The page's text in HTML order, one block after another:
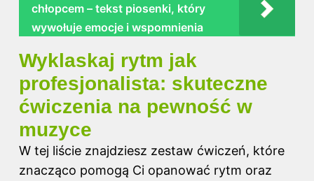
chłopcem – tekst piosenki, który
wywołuje emocje i wspomnienia
Wyklaskaj rytm jak
profesjonalista: skuteczne
ćwiczenia na pewność w
muzyce
W tej liście znajdziesz zestaw ćwiczeń, które
znacząco pomogą Ci opanować rytm oraz